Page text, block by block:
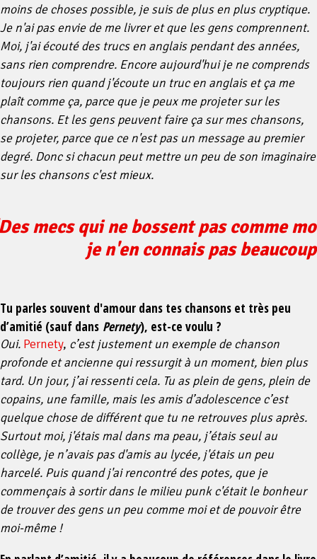
moins de choses possible, je suis de plus en plus cryptique.
Je n'ai pas envie de me livrer et que les gens comprennent.
Moi, j'ai écouté des trucs en anglais pendant des années,
sans rien comprendre. Encore aujourd'hui je ne comprends
toujours rien quand j'écoute un truc en anglais et ça me
plaît comme ça, parce que je peux me projeter sur les
chansons. Et les gens peuvent faire ça sur mes chansons,
se projeter, parce que ce n'est pas un message au premier
degré. Donc si chacun peut mettre un peu de son imaginaire
sur les chansons c'est mieux.
mecs qui ne bossent pas comme
n'en connais pas
Tu parles souvent d'amour dans tes chansons et très peu
d’amitié (sauf dans Pernety), est-ce voulu ?
Oui. Pernety, c’est justement un exemple de chanson
profonde et ancienne qui ressurgit à un moment, bien plus
tard. Un jour, j’ai ressenti cela. Tu as plein de gens, plein de
copains, une famille, mais les amis d’adolescence c’est
quelque chose de différent que tu ne retrouves plus après.
Surtout moi, j'étais mal dans ma peau, j’étais seul au
collège, je n’avais pas d'amis au lycée, j'étais un peu
harcelé. Puis quand j'ai rencontré des potes, que je
commençais à sortir dans le milieu punk c'était le bonheur
de trouver des gens un peu comme moi et de pouvoir être
moi-même !